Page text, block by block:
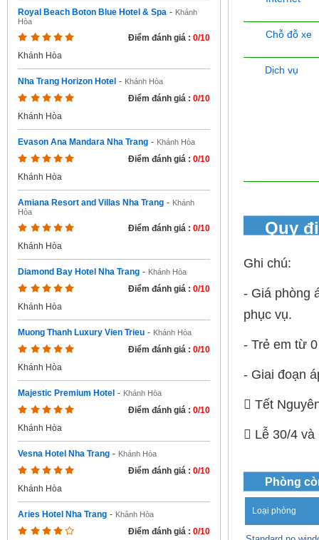
Royal Beach Boton Blue Hotel & Spa - Khánh
Hòa
Điểm đánh giá : 0/10
Khánh Hòa
Nha Trang Horizon Hotel - Khánh Hòa
Điểm đánh giá : 0/10
Khánh Hòa
Evason Ana Mandara Nha Trang - Khánh Hòa
Điểm đánh giá : 0/10
Khánh Hòa
Amiana Resort and Villas Nha Trang - Khánh
Hòa
Điểm đánh giá : 0/10
Khánh Hòa
Diamond Bay Hotel Nha Trang - Khánh Hòa
Điểm đánh giá : 0/10
Khánh Hòa
Muong Thanh Luxury Vien Trieu - Khánh Hòa
Điểm đánh giá : 0/10
Khánh Hòa
Majestic Premium Hotel - Khánh Hòa
Điểm đánh giá : 0/10
Khánh Hòa
Vesna Hotel Nha Trang - Khánh Hòa
Điểm đánh giá : 0/10
Khánh Hòa
Aries Hotel Nha Trang - Khánh Hòa
Điểm đánh giá : 0/10
Chỗ đỗ xe
Dịch vụ
Quy
Ghi chú:
- Giá phòng
phục vụ.
- Trẻ em từ
- Giai đoạn
 Tết
 Lễ 30/4 và
Phòng
Loại phòng